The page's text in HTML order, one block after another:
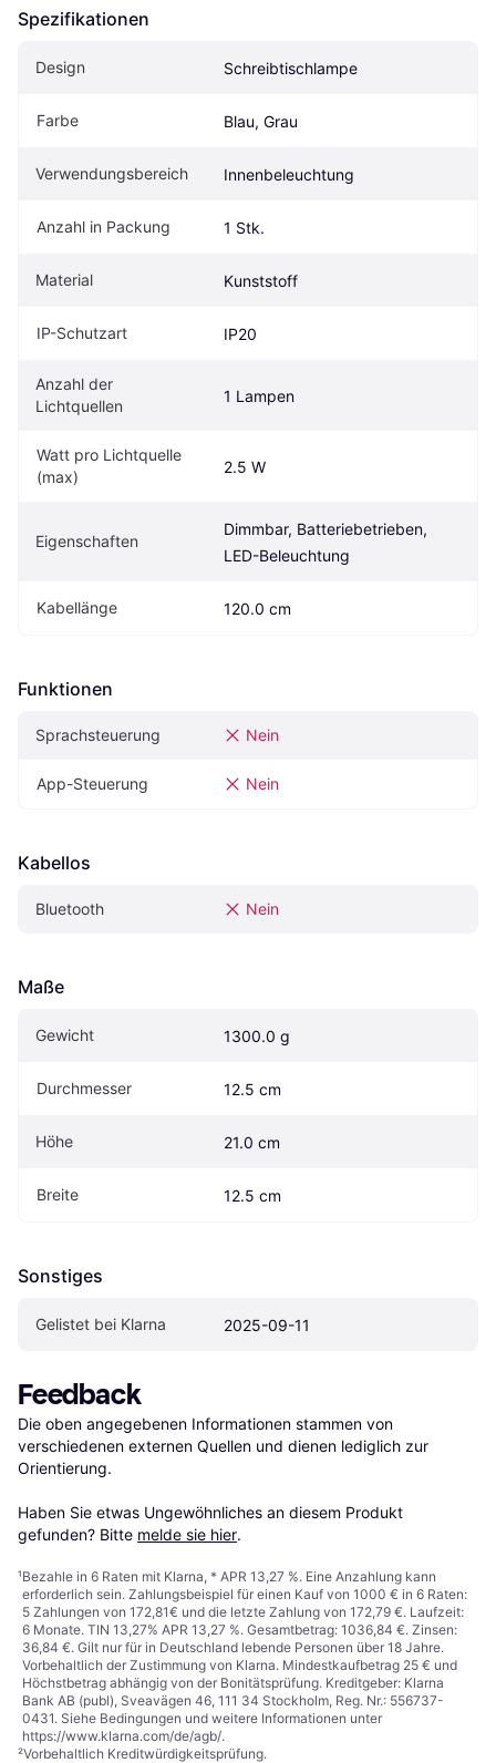
Spezifikationen
Design Schreibtischlampe
Farbe Blau, Grau
Verwendungsbereich Innenbeleuchtung
Anzahl in Packung 1 Stk.
Material Kunststoff
IP-Schutzart IP20
Anzahl der
Lichtquellen
1 Lampen
Watt pro Lichtquelle
(max)
2.5 W
Eigenschaften
Dimmbar, Batteriebetrieben,
LED-Beleuchtung
Kabellänge 120.0 cm
Funktionen
Sprachsteuerung Nein
App-Steuerung Nein
Kabellos
Bluetooth Nein
Maße
Gewicht 1300.0 g
Durchmesser 12.5 cm
Höhe 21.0 cm
Breite 12.5 cm
Sonstiges
Gelistet bei Klarna 2025-09-11
Feedback
Die oben angegebenen Informationen stammen von
verschiedenen externen Quellen und dienen lediglich zur
Orientierung.
Haben Sie etwas Ungewöhnliches an diesem Produkt
gefunden? Bitte melde sie hier.
¹Bezahle in 6 Raten mit Klarna, * APR 13,27 %. Eine Anzahlung kann
erforderlich sein. Zahlungsbeispiel für einen Kauf von 1000 € in 6 Raten:
5 Zahlungen von 172,81€ und die letzte Zahlung von 172,79 €. Laufzeit:
6 Monate. TIN 13,27% APR 13,27 %. Gesamtbetrag: 1036,84 €. Zinsen:
36,84 €. Gilt nur für in Deutschland lebende Personen über 18 Jahre.
Vorbehaltlich der Zustimmung von Klarna. Mindestkaufbetrag 25 € und
Höchstbetrag abhängig von der Bonitätsprüfung. Kreditgeber: Klarna
Bank AB (publ), Sveavägen 46, 111 34 Stockholm, Reg. Nr.: 556737-
0431. Siehe Bedingungen und weitere Informationen unter
https://www.klarna.com/de/agb/.
²Vorbehaltlich Kreditwürdigkeitsprüfung.